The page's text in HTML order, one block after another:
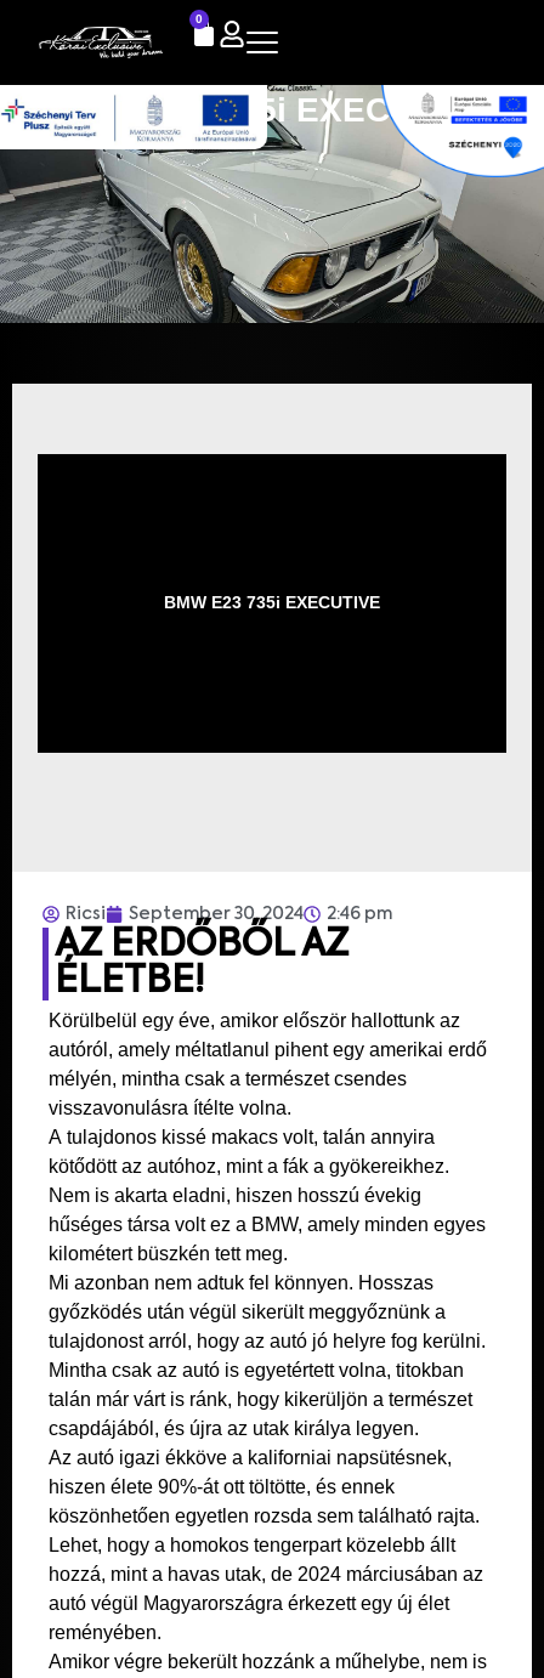
0
BMW E23 735i EXECUTIVE
BMW E23 735i EXECUTIVE
Ricsi September 30, 2024 2:46 pm
AZ ERDŐBŐL AZ
ÉLETBE!
Körülbelül egy éve, amikor először hallottunk az
autóról, amely méltatlanul pihent egy amerikai erdő
mélyén, mintha csak a természet csendes
visszavonulásra ítélte volna.
A tulajdonos kissé makacs volt, talán annyira
kötődött az autóhoz, mint a fák a gyökereikhez.
Nem is akarta eladni, hiszen hosszú évekig
hűséges társa volt ez a BMW, amely minden egyes
kilométert büszkén tett meg.
Mi azonban nem adtuk fel könnyen. Hosszas
győzködés után végül sikerült meggyőznünk a
tulajdonost arról, hogy az autó jó helyre fog kerülni.
Mintha csak az autó is egyetértett volna, titokban
talán már várt is ránk, hogy kikerüljön a természet
csapdájából, és újra az utak királya legyen.
Az autó igazi ékköve a kaliforniai napsütésnek,
hiszen élete 90%-át ott töltötte, és ennek
köszönhetően egyetlen rozsda sem található rajta.
Lehet, hogy a homokos tengerpart közelebb állt
hozzá, mint a havas utak, de 2024 márciusában az
autó végül Magyarországra érkezett egy új élet
reményében.
Amikor végre bekerült hozzánk a műhelybe, nem is